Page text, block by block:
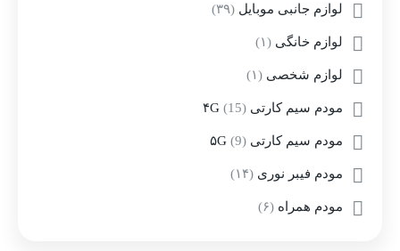
لوازم جانبی موبایل (۳۹)
لوازم خانگی (۱)
لوازم شخصی (۱)
مودم سیم کارتی ۴G (15)
مودم سیم کارتی ۵G (9)
مودم فیبر نوری (۱۴)
مودم همراه (۶)